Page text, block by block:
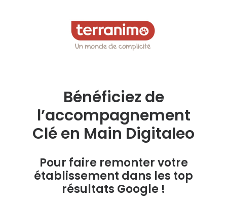
Bénéficiez de
l’accompagnement
Clé en Main Digitaleo
Pour faire remonter votre
établissement dans les top
résultats Google !